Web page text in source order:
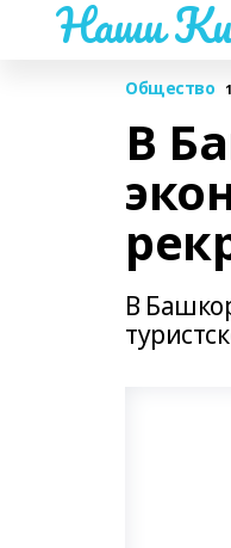
Наши
Общество
В
В